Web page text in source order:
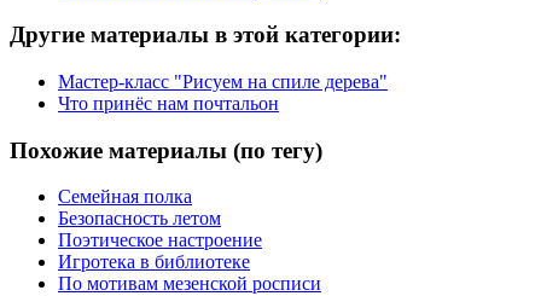
Другие материалы в этой категории:
Мастер-класс "Рисуем на спиле дерева"
Что принёс нам почтальон
Похожие материалы (по тегу)
Семейная полка
Безопасность летом
Поэтическое настроение
Игротека в библиотеке
По мотивам мезенской росписи